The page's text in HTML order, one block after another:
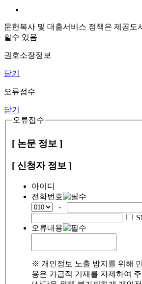
문헌복사 및 대출서비스 정책은 제공도
할수 있음
권호소장정보
닫기
오류접수
닫기
오류접수
[ 논문 정보 ]
[ 신청자 정보 ]
아이디
전화번호
-
오류내용
※ 개인정보 노출 방지를 위해
용은 가급적 기재를 자제하여